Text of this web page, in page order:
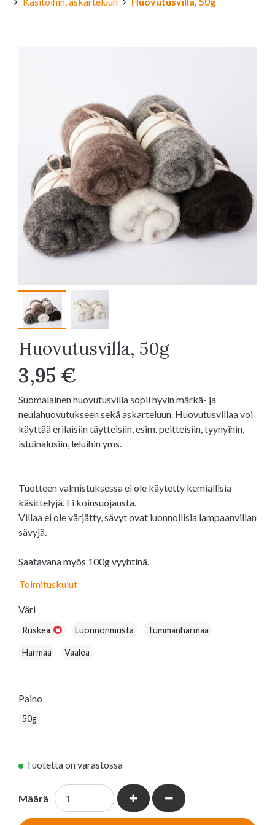
Huovutusvilla, 50g
3,95 €
Suomalainen huovutusvilla sopii hyvin märkä- ja
neulahuovutukseen sekä askarteluun. Huovutusvillaa voi
käyttää erilaisiin täytteisiin, esim. peitteisiin, tyynyihin,
istuinalusiin, leluihin yms.
Tuotteen valmistuksessa ei ole käytetty kemiallisia
käsittelyjä. Ei koinsuojausta.
Villaa ei ole värjätty, sävyt ovat luonnollisia lampaanvillan
sävyjä.
Saatavana myös 100g vyyhtinä.
Toimituskulut
Väri
Ruskea Luonnonmusta Tummanharmaa
Harmaa Vaalea
Paino
50g
Tuotetta on varastossa
Määrä Kasvata määrääVähennä määrää